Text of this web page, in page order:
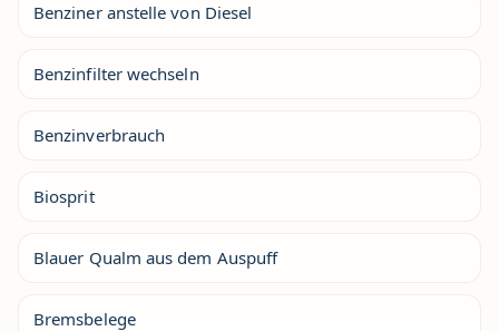
Benziner anstelle von Diesel
Benzinfilter wechseln
Benzinverbrauch
Biosprit
Blauer Qualm aus dem Auspuff
Bremsbelege